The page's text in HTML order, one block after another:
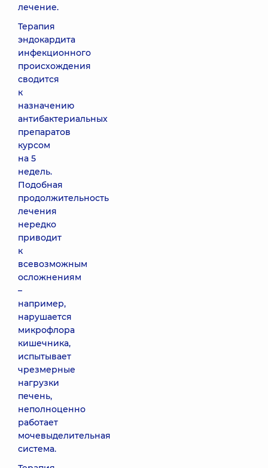
лечение.
Терапия
эндокардита
инфекционного
происхождения
сводится
к
назначению
антибактериальных
препаратов
курсом
на 5
недель.
Подобная
продолжительность
лечения
нередко
приводит
к
всевозможным
осложнениям
–
например,
нарушается
микрофлора
кишечника,
испытывает
чрезмерные
нагрузки
печень,
неполноценно
работает
мочевыделительная
система.